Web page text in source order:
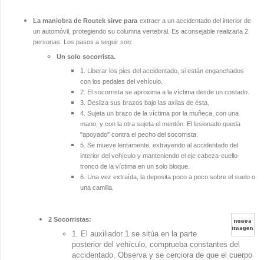
La maniobra de Routek sirve para extraer a un accidentado del interior de
un automóvil, protegiendo su columna vertebral. Es aconsejable realizarla 2
personas. Los pasos a seguir son:
Un solo socorrista.
1. Liberar los pies del accidentado, si están enganchados
con los pedales del vehículo.
2. El socorrista se aproxima a la víctima desde un costado.
3. Desliza sus brazos bajo las axilas de ésta.
4. Sujeta un brazo de la víctima por la muñeca, con una
mano, y con la otra sujeta el mentón. El lesionado queda
"apoyado" contra el pecho del socorrista.
5. Se mueve lentamente, extrayendo al accidentado del
interior del vehículo y manteniendo el eje cabeza-cuello-
tronco de la víctima en un solo bloque.
6. Una vez extraída, la deposita poco a poco sobre el suelo o
una camilla.
2 Socorristas:
1. El auxiliador 1 se sitúa en la parte
posterior del vehículo, comprueba constantes del
accidentado. Observa y se cerciora de que el cuerpo